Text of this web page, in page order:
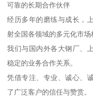
可靠的长期合作伙伴
经历多年的磨练与成长，
射全国各领域的多元化市场
我们与国内外各大钢厂、
稳定的业务合作关系。
凭借专注、专业、诚心、
了广泛客户的信任与赞赏。